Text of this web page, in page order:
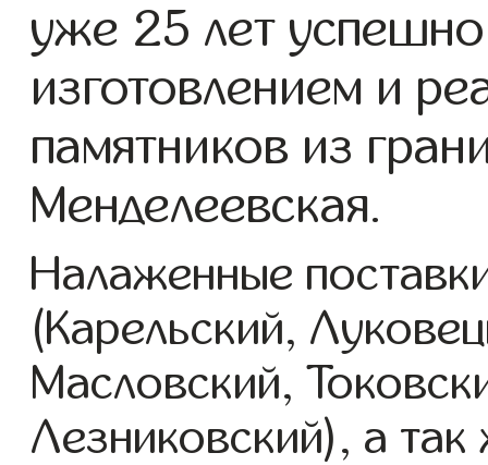
уже 25 лет
изготовлением и
памятников из
Менделеевская.
Налаженные
(Карельский,
Масловский,
Лезниковский), а